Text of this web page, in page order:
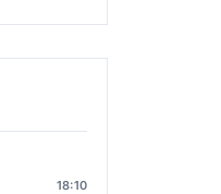
18:10